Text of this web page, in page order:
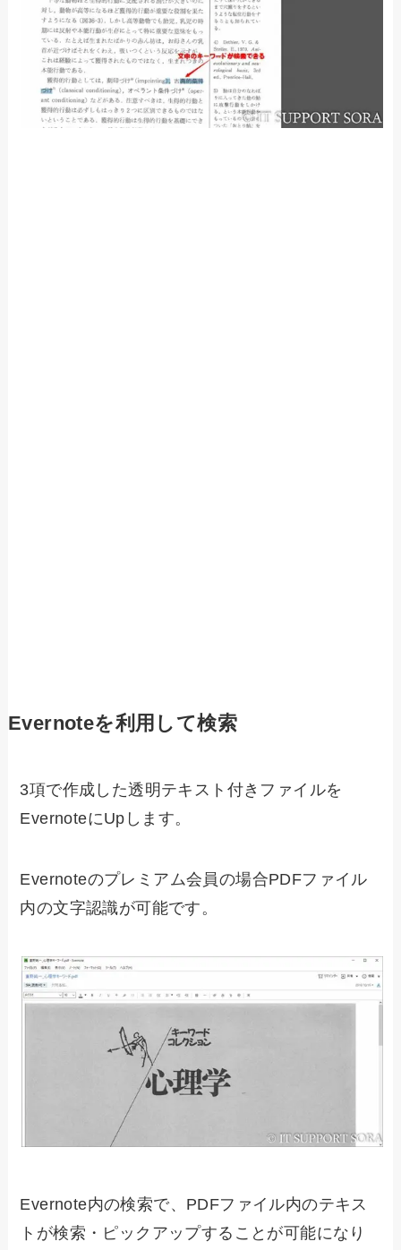
Evernoteを利用して検索
3項で作成した透明テキスト付きファイルを
EvernoteにUpします。
Evernoteのプレミアム会員の場合PDFファイル
内の文字認識が可能です。
Evernote内の検索で、PDFファイル内のテキス
トが検索・ピックアップすることが可能になり